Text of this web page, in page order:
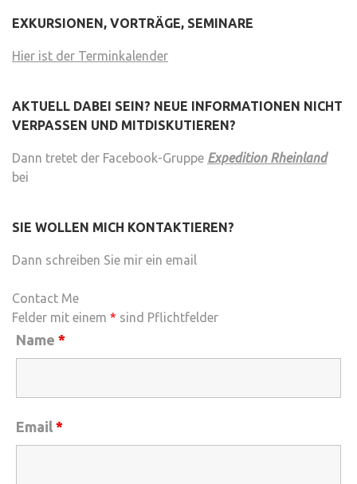
EXKURSIONEN, VORTRÄGE, SEMINARE
Hier ist der Terminkalender
AKTUELL DABEI SEIN? NEUE INFORMATIONEN NICHT
VERPASSEN UND MITDISKUTIEREN?
Dann tretet der Facebook-Gruppe Expedition Rheinland
bei
SIE WOLLEN MICH KONTAKTIEREN?
Dann schreiben Sie mir ein email
Contact Me
Felder mit einem * sind Pflichtfelder
Name *
Email *